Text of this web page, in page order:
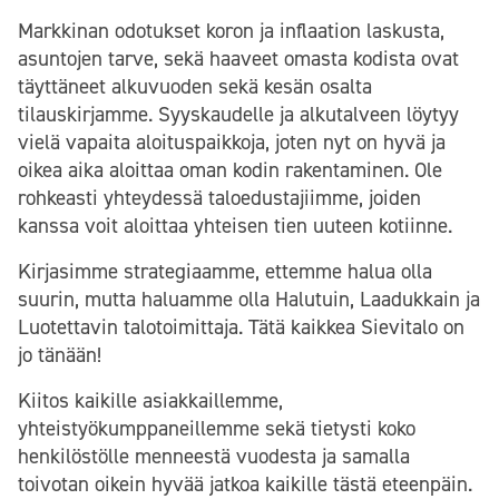
Markkinan odotukset koron ja inflaation laskusta,
asuntojen tarve, sekä haaveet omasta kodista ovat
täyttäneet alkuvuoden sekä kesän osalta
tilauskirjamme. Syyskaudelle ja alkutalveen löytyy
vielä vapaita aloituspaikkoja, joten nyt on hyvä ja
oikea aika aloittaa oman kodin rakentaminen. Ole
rohkeasti yhteydessä taloedustajiimme, joiden
kanssa voit aloittaa yhteisen tien uuteen kotiinne.
Kirjasimme strategiaamme, ettemme halua olla
suurin, mutta haluamme olla Halutuin, Laadukkain ja
Luotettavin talotoimittaja. Tätä kaikkea Sievitalo on
jo tänään!
Kiitos kaikille asiakkaillemme,
yhteistyökumppaneillemme sekä tietysti koko
henkilöstölle menneestä vuodesta ja samalla
toivotan oikein hyvää jatkoa kaikille tästä eteenpäin.